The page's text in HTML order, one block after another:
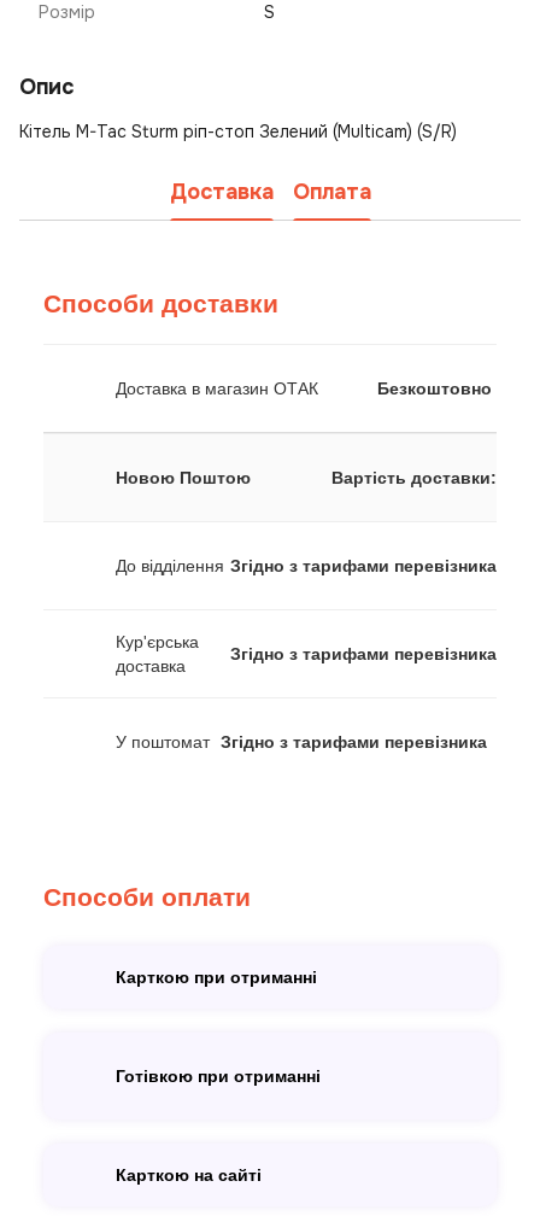
Розмір S
Опис
Кітель M-Tac Sturm ріп-стоп Зелений (Multicam) (S/R)
Доставка Оплата
Способи доставки
Доставка в магазин ОТАК Безкоштовно
Новою Поштою Вартість доставки:
До відділення Згідно з тарифами перевізника
Кур'єрська
доставка
Згідно з тарифами перевізника
У поштомат Згідно з тарифами перевізника
Способи оплати
Карткою при отриманні
Готівкою при отриманні
Карткою на сайті